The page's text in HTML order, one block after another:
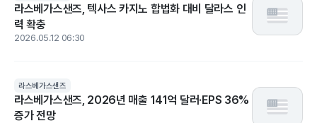
라스베가스샌즈, 텍사스 카지노 합법화 대비 달라스 인
력 확충
2026.05.12 06:30
라스베가스샌즈
라스베가스샌즈, 2026년 매출 141억 달러·EPS 36%
증가 전망